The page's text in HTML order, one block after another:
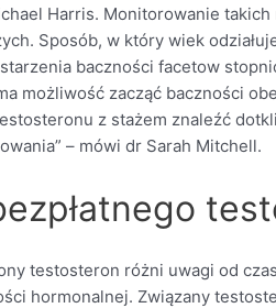
Harris. Monitorowanie
Sposób, w który wiek
baczności facetow
możliwość zacząć baczności
z stażem znaleźć
– mówi dr Sarah Mitchell.
testosteron różni uwagi od
hormonalnej. Związany